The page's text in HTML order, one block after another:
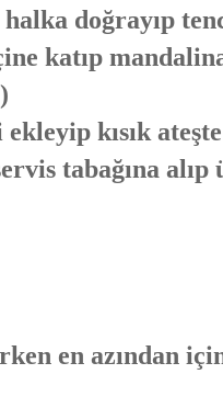
doğrayıp
katıp
kısık
tabağına
en azından